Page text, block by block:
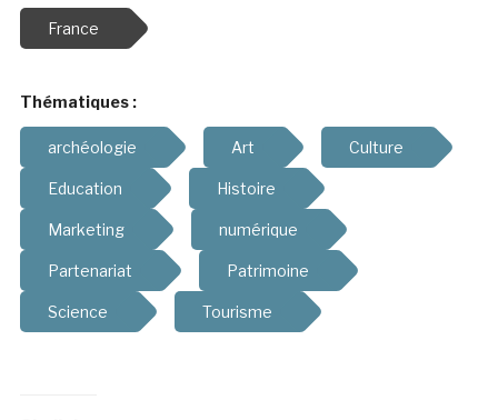
France
Thématiques :
archéologie Art Culture
Education Histoire
Marketing numérique
Partenariat Patrimoine
Science Tourisme